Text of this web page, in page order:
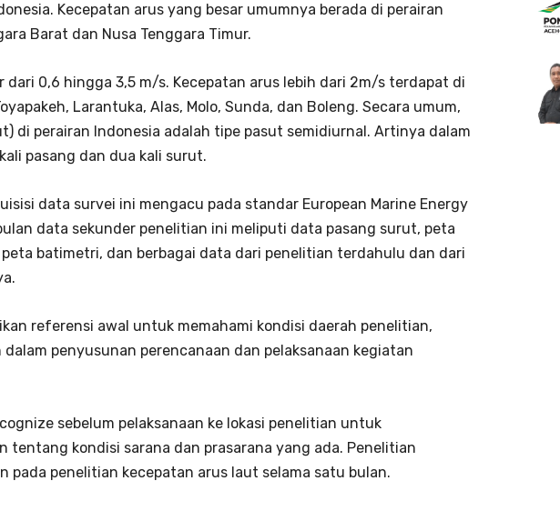
Kecepatan arus yang besar umumnya berada di perairan
Barat dan Nusa Tenggara Timur.
dari 0,6 hingga 3,5 m/s. Kecepatan arus lebih dari 2m/s terdapat di
Larantuka, Alas, Molo, Sunda, dan Boleng. Secara umum,
di perairan Indonesia adalah tipe pasut semidiurnal. Artinya dalam
pasang dan dua kali surut.
data survei ini mengacu pada standar European Marine Energy
data sekunder penelitian ini meliputi data pasang surut, peta
batimetri, dan berbagai data dari penelitian terdahulu dan dari
referensi awal untuk memahami kondisi daerah penelitian,
penyusunan perencanaan dan pelaksanaan kegiatan
sebelum pelaksanaan ke lokasi penelitian untuk
tentang kondisi sarana dan prasarana yang ada. Penelitian
pada penelitian kecepatan arus laut selama satu bulan.